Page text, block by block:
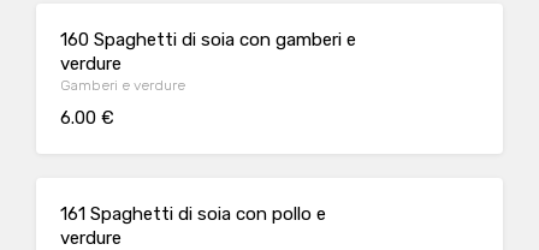
160 Spaghetti di soia con gamberi e
verdure
Gamberi e verdure
6.00 €
161 Spaghetti di soia con pollo e
verdure